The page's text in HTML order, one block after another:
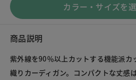
カラー・サイズを
商品説明
紫外線を90％以上カットする機能派カ
織りカーディガン。コンパクトな丈感